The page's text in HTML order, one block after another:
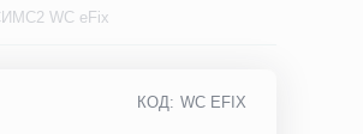
WC eFix
КОД: WC EFIX